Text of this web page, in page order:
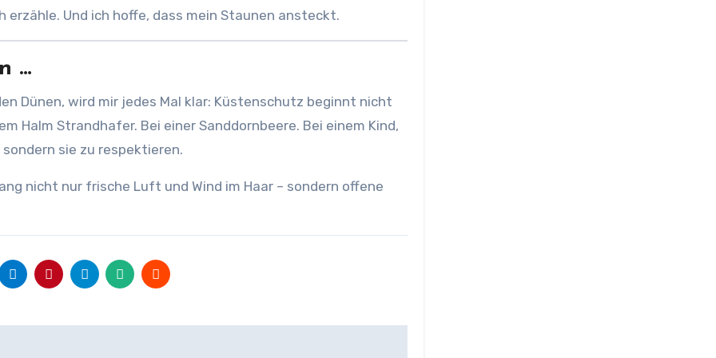
erzähle. Und ich hoffe, dass mein Staunen ansteckt.
…
Dünen, wird mir jedes Mal klar: Küstenschutz beginnt nicht
Halm Strandhafer. Bei einer Sanddornbeere. Bei einem Kind,
sie zu respektieren.
nicht nur frische Luft und Wind im Haar – sondern offene